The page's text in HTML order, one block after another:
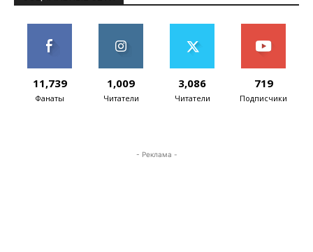
11,739
Фанаты
1,009
Читатели
3,086
Читатели
719
Подписчики
- Реклама -